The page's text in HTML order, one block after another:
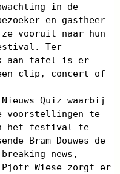
in de
en gastheer
vooruit naar hun
Ter
aan tafel is er
clip, concert of
Quiz waarbij
voorstellingen te
het festival te
Bram Douwes de
news,
Wiese zorgt er